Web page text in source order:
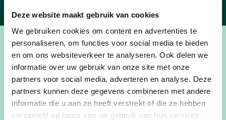
Deze website maakt gebruik van cookies
We gebruiken cookies om content en advertenties te
personaliseren, om functies voor social media te bieden
en om ons websiteverkeer te analyseren. Ook delen we
informatie over uw gebruik van onze site met onze
partners voor social media, adverteren en analyse. Deze
partners kunnen deze gegevens combineren met andere
informatie die u aan ze heeft verstrekt of die ze hebben
verzameld op basis van uw gebruik van hun services.
Gooik Vooruit staat voor een optimistische
toekomstvisie, waarbij we onze mooie gemeente
beschermen.